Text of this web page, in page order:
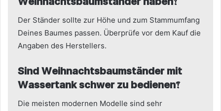
Der Ständer sollte zur Höhe und zum Stammumfang
Deines Baumes passen. Überprüfe vor dem Kauf die
Angaben des Herstellers.
Sind Weihnachtsbaumständer mit
Wassertank schwer zu bedienen?
Die meisten modernen Modelle sind sehr